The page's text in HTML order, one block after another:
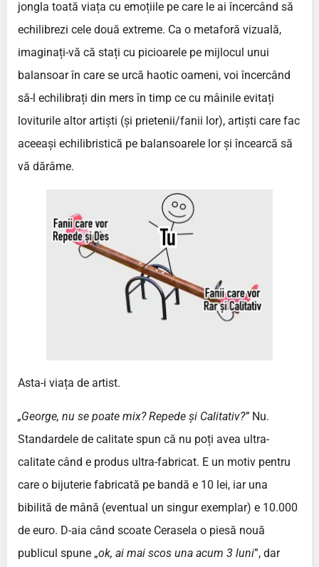
jongla toată viața cu emoțiile pe care le ai încercând să
echilibrezi cele două extreme. Ca o metaforă vizuală,
imaginați-vă că stați cu picioarele pe mijlocul unui
balansoar în care se urcă haotic oameni, voi încercând
să-l echilibrați din mers în timp ce cu mâinile evitați
loviturile altor artiști (și prietenii/fanii lor), artiști care fac
aceeași echilibristică pe balansoarele lor și încearcă să
vă dărâme.
Asta-i viața de artist.
„George, nu se poate mix? Repede și Calitativ?”Nu.
Standardele de calitate spun că nu poți avea ultra-
calitate când e produs ultra-fabricat. E un motiv pentru
care o bijuterie fabricată pe bandă e 10 lei, iar una
bibilită de mână (eventual un singur exemplar) e 10.000
de euro. D-aia când scoate Cerasela o piesă nouă
publicul spune „ok, ai mai scos una acum 3 luni”, dar